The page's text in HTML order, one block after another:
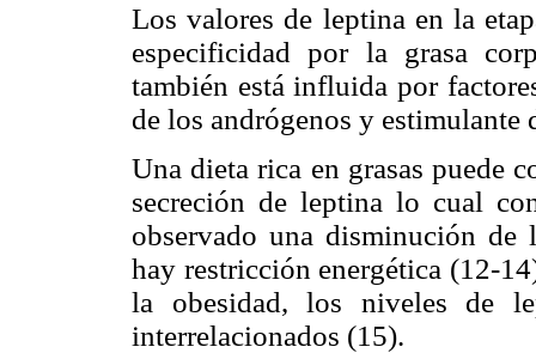
Los valores de leptina en la
especificidad por la grasa
también está influida por
de los andrógenos y estimulante
Una dieta rica en grasas puede
secreción de leptina lo cual
observado una disminución
hay restricción energética (12-
la obesidad, los niveles de
interrelacionados (15).